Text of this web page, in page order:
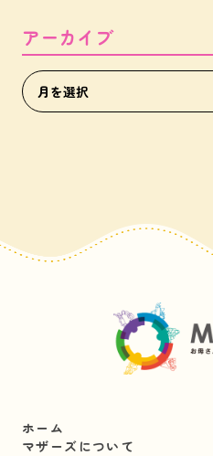
アーカイブ
ホーム
マザーズについて